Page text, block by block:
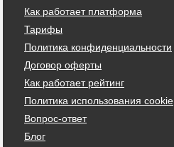
Как работает платформа
Тарифы
Политика конфиденциальности
Договор оферты
Как работает рейтинг
Политика использования cookie
Вопрос-ответ
Блог